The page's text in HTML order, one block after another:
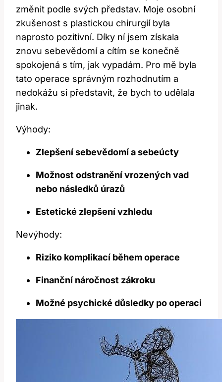
změnit podle svých představ. Moje osobní
zkušenost s plastickou chirurgií byla
naprosto pozitivní. Díky ní jsem získala
znovu sebevědomí a cítím se konečně
spokojená s tím, jak vypadám. Pro mě byla
tato operace správným rozhodnutím a
nedokážu si představit, že bych to udělala
jinak.
Výhody:
Zlepšení sebevědomí a sebeúcty
Možnost odstranění vrozených vad
nebo následků úrazů
Estetické zlepšení vzhledu
Nevýhody:
Riziko komplikací během operace
Finanční náročnost zákroku
Možné psychické důsledky po operaci